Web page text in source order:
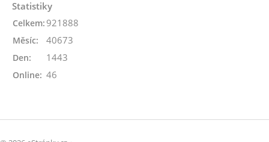
Statistiky
Online: 46
Celkem: 921888
Měsíc: 40673
Den: 1443